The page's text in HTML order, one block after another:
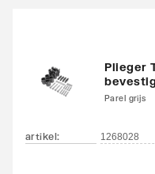
Plieger
Parel grijs
artikel: 1268028